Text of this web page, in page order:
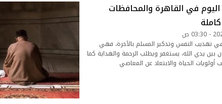
في القاهرة والمحافظات
في تهذيب النفس وتذكير المسلم بالآخرة، فهي
بين يدي الله، يستغفر ويطلب الرحمة والهداية كما
أولويات الحياة والابتعاد عن المعاصي